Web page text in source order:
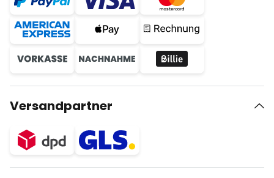
Versandpartner